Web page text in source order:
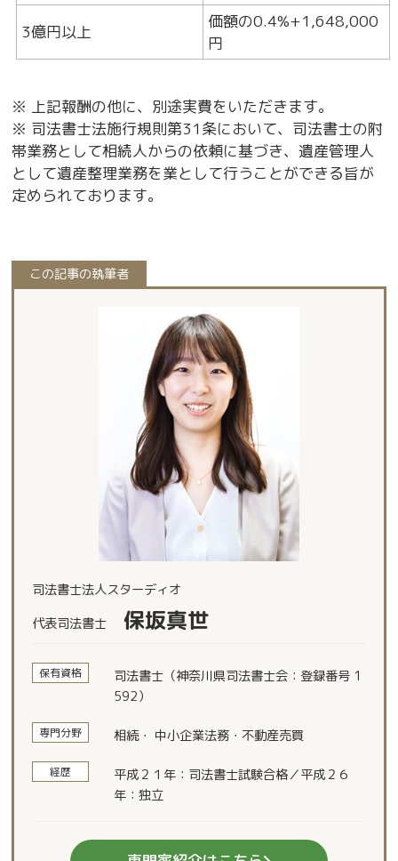
3億円以上
価額の0.4%+1,648,000
円
※ 上記報酬の他に、別途実費をいただきます。
※ 司法書士法施行規則第31条において、司法書士の附
帯業務として相続人からの依頼に基づき、遺産管理人
として遺産整理業務を業として行うことができる旨が
定められております。
この記事の執筆者
司法書士法人スターディオ
代表司法書士
保坂真世
保有資格
司法書士（神奈川県司法書士会：登録番号 1
592）
専門分野 相続・ 中小企業法務・不動産売買
経歴
平成２１年：司法書士試験合格／平成２６
年：独立